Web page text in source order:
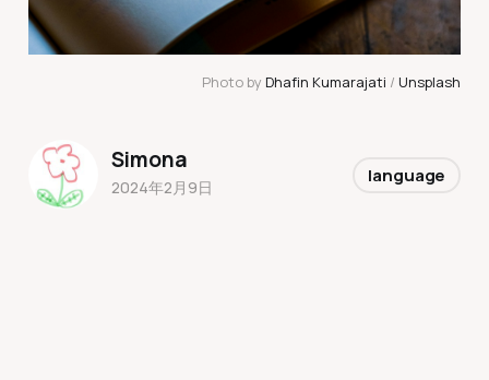
Photo by Dhafin Kumarajati / Unsplash
Simona
2024年2月9日
language